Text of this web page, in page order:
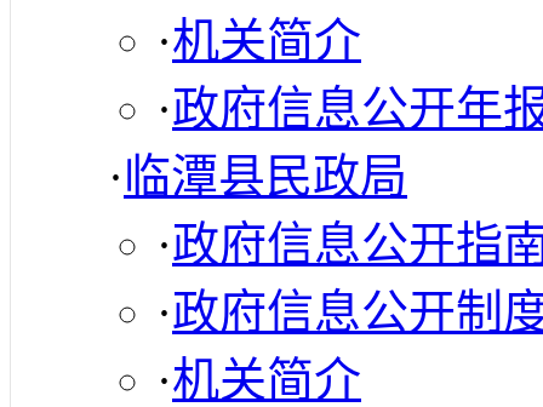
·机关简介
·政府信息公开年
·临潭县民政局
·政府信息公开指
·政府信息公开制
·机关简介